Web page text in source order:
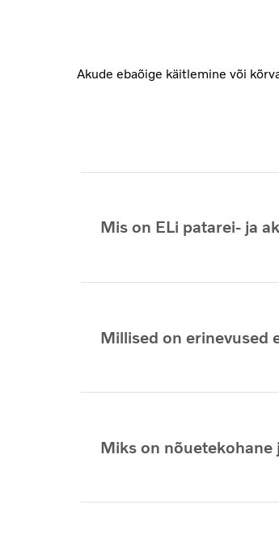
Akude ebaõige käitlemine või
Mis on ELi patarei- ja
Millised on erinevused
Miks on